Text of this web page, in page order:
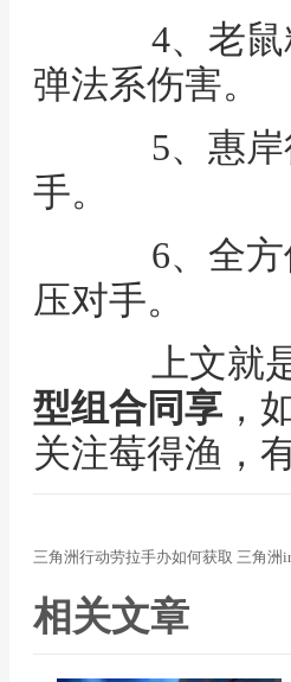
4、老鼠
弹法系伤害。
5、惠岸
手。
6、全方
压对手。
上文就是
型组合同享 ，
关注莓得渔，
三角洲行动劳拉手办如何获取 三角洲
相关文章